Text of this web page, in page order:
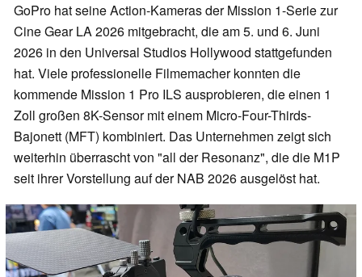
GoPro hat seine Action-Kameras der Mission 1-Serie zur
Cine Gear LA 2026 mitgebracht, die am 5. und 6. Juni
2026 in den Universal Studios Hollywood stattgefunden
hat. Viele professionelle Filmemacher konnten die
kommende Mission 1 Pro ILS ausprobieren, die einen 1
Zoll großen 8K-Sensor mit einem Micro-Four-Thirds-
Bajonett (MFT) kombiniert. Das Unternehmen zeigt sich
weiterhin überrascht von "all der Resonanz", die die M1P
seit ihrer Vorstellung auf der NAB 2026 ausgelöst hat.